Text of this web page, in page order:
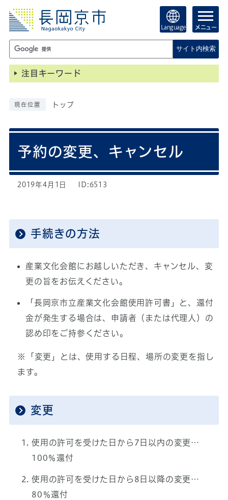
Language メニュー
サイト内検索
注目キーワード
現在位置 トップ
予約の変更、キャンセル
2019年4月1日 ID:6513
手続きの方法
産業文化会館にお越しいただき、キャンセル、変
更の旨をお伝えください。
「長岡京市立産業文化会館使用許可書」と、還付
金が発生する場合は、申請者（または代理人）の
認め印をご持参ください。
※「変更」とは、使用する日程、場所の変更を指し
ます。
変更
使用の許可を受けた日から7日以内の変更…
100％還付
使用の許可を受けた日から8日以降の変更…
80％還付